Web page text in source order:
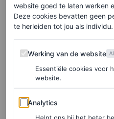
website goed te laten werken
Deze cookies bevatten geen
te herleiden tot jou als individu.
Werking van de website
Werking van de website
Essentiële cookies voor
website.
Analytics
Analytics